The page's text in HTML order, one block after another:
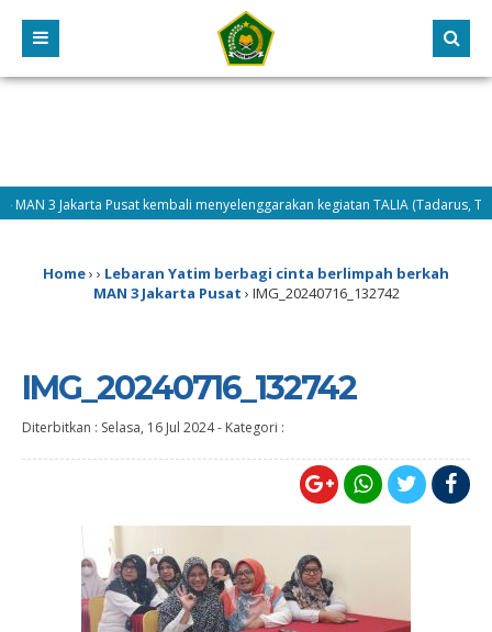
3 Jakarta Pusat kembali menyelenggarakan kegiatan TALIA (Tadarus,
kedua pelaksanaan MATAMUDA Tahun 2026, Selasa (14/7/2026)
Home› › Lebaran Yatim berbagi cinta berlimpah berkah
MAN 3 Jakarta Pusat › IMG_20240716_132742
IMG_20240716_132742
Diterbitkan : Selasa, 16 Jul 2024- Kategori :